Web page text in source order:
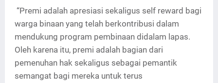
“Premi adalah apresiasi sekaligus self reward bagi
warga binaan yang telah berkontribusi dalam
mendukung program pembinaan didalam lapas.
Oleh karena itu, premi adalah bagian dari
pemenuhan hak sekaligus sebagai pemantik
semangat bagi mereka untuk terus